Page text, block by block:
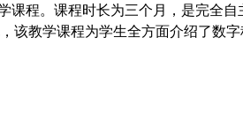
课程。课程时长为三个月，是完全自
该教学课程为学生全方面介绍了数字